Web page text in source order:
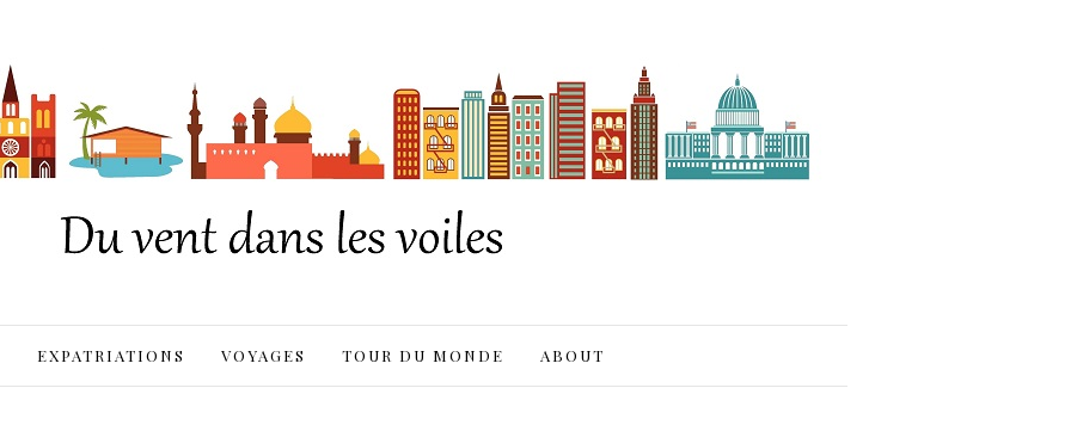
EXPATRIATIONS VOYAGES TOUR DU MONDE ABOUT